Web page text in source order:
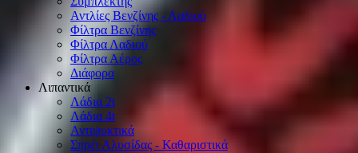
Αντλίες Βενζίνης - Λαδιού
Φίλτρα Βενζίνης
Φίλτρα Λαδιού
Φίλτρα Αέρος
Διάφορα
Λιπαντικά
Λάδια 2t
Λάδια 4t
Αντιψυκτικά
Σπρέι Αλυσίδας - Καθαριστικά